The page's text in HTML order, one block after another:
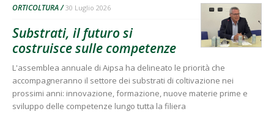
ORTICOLTURA 30 Luglio 2026
Substrati, il futuro si
costruisce sulle competenze
L'assemblea annuale di Aipsa ha delineato le priorità che
accompagneranno il settore dei substrati di coltivazione nei
prossimi anni: innovazione, formazione, nuove materie prime e
sviluppo delle competenze lungo tutta la filiera